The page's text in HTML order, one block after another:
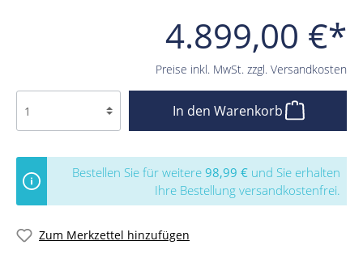
4.899,00 €*
Preise inkl. MwSt. zzgl. Versandkosten
In den Warenkorb
Bestellen Sie für weitere 98,99 € und Sie erhalten
Ihre Bestellung versandkostenfrei.
Zum Merkzettel hinzufügen